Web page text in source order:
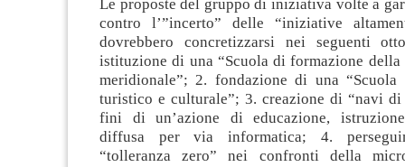
Le proposte del gruppo di iniziativa volte a
contro l’”incerto” delle “iniziative
dovrebbero concretizzarsi nei seguenti
istituzione di una “Scuola di formazione della
meridionale”; 2. fondazione di una “Scuola
turistico e culturale”; 3. creazione di “navi di
fini di un’azione di educazione,
diffusa per via informatica; 4.
“tolleranza zero” nei confronti della